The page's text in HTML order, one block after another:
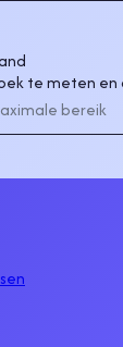
bereik
te meten